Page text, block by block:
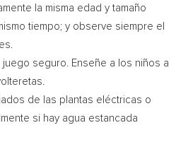
la misma edad y tamaño
tiempo; y observe siempre el
seguro. Enseñe a los niños a
de las plantas eléctricas o
si hay agua estancada